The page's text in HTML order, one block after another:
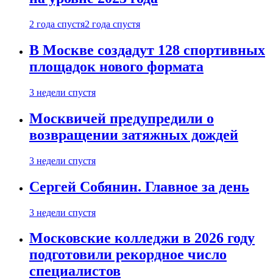
2 года спустя2 года спустя
В Москве создадут 128 спортивных
площадок нового формата
3 недели спустя
Москвичей предупредили о
возвращении затяжных дождей
3 недели спустя
Сергей Собянин. Главное за день
3 недели спустя
Московские колледжи в 2026 году
подготовили рекордное число
специалистов